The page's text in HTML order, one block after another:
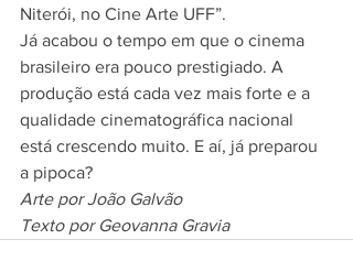
Niterói, no Cine Arte UFF”.
Já acabou o tempo em que o cinema
brasileiro era pouco prestigiado. A
produção está cada vez mais forte e a
qualidade cinematográfica nacional
está crescendo muito. E aí, já preparou
a pipoca?
Arte por João Galvão
Texto por Geovanna Gravia